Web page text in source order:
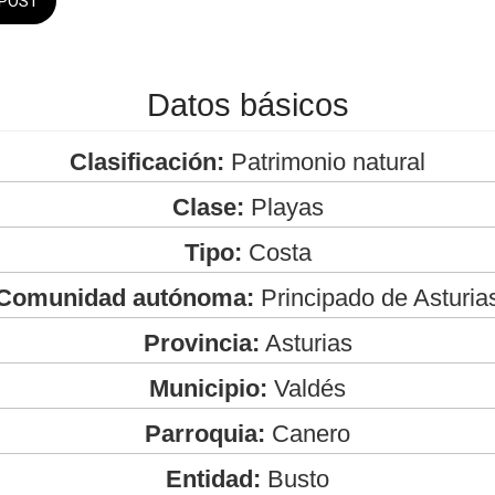
Datos básicos
Clasificación: Patrimonio natural
Clase: Playas
Tipo: Costa
autónoma: Principado de
Provincia: Asturias
Municipio: Valdés
Parroquia: Canero
Entidad: Busto